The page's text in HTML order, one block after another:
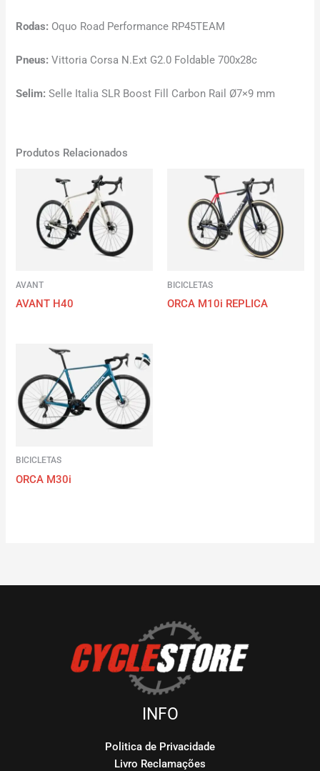
Rodas: Oquo Road Performance RP45TEAM
Pneus:Vittoria Corsa N.Ext G2.0 Foldable 700x28c
Selim:Selle Italia SLR Boost Fill Carbon Rail Ø7×9 mm
Produtos Relacionados
AVANT
AVANT H40
BICICLETAS
ORCA M10i REPLICA
BICICLETAS
ORCA M30i
INFO
Politica de Privacidade
Livro Reclamações